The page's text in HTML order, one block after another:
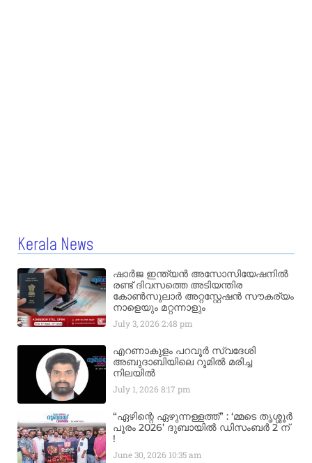
Kerala News
ഷാർജ ഇന്ത്യൻ അസോസിയേഷനിൽ
രണ്ട് ദിവസത്തെ അടിയന്തിര
കോൺസുലാർ അറ്റസ്റ്റേഷൻ സൗകര്യം
നാളെയും മറ്റന്നാളും
July 3, 20262:48 pm
എറണാകുളം പറവൂർ സ്വദേശി
അബുദാബിയിലെ റൂമിൽ മരിച്ച
നിലയിൽ
July 1, 20268:17 pm
“ഏഴിന്റെ ഏഴുന്നള്ളത്ത്” : ‘മ്മടെ തൃശ്ശൂർ
പൂരം 2026’ ദുബായിൽ ഡിസംബർ 2 ന്
!
June 30, 2026 10:35 am